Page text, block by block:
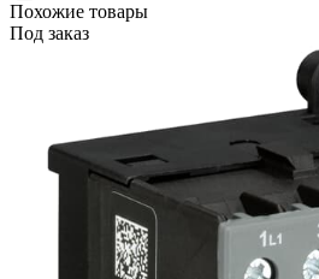
Похожие товары
Под заказ